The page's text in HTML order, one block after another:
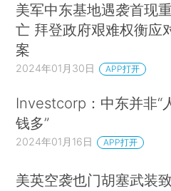
美军中东基地遇袭首现
亡 拜登政府艰难权衡应
案
2024年01月30日 APP打开
Investcorp：中东并非“
钱多”
2024年01月16日 APP打开
美英空袭也门胡塞武装